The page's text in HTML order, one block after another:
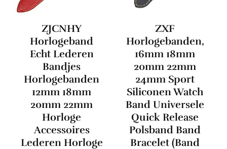
ZJCNHY
Horlogeband
Echt Lederen
Bandjes
Horlogebanden
12mm 18mm
20mm 22mm
Horloge
Accessoires
Lederen Horloge
ZXF
Horlogebanden,
16mm 18mm
20mm 22mm
24mm Sport
Siliconen Watch
Band Universele
Quick Release
Polsband Band
Bracelet (Band